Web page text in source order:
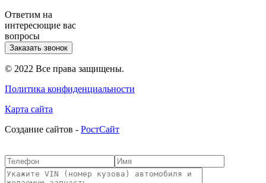
Ответим на
интересющие вас
вопросы
Заказать звонок
© 2022 Все права защищены.
Политика конфиденциальности
Карта сайта
Cоздание сайтов - РостСайт